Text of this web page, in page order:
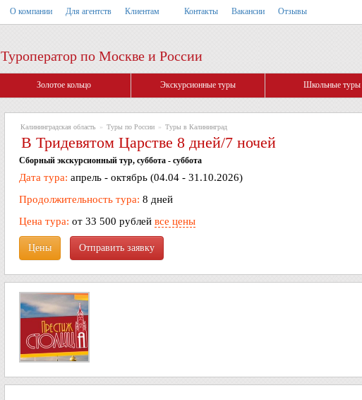
О компании Для агентств Клиентам Контакты Вакансии Отзывы
Туроператор по Москве и России
Золотое кольцо Экскурсионные туры Школьные туры
Калининградская область » Туры по России » Туры в Калининград
В Тридевятом Царстве 8 дней/7 ночей
Сборный экскурсионный тур, суббота - суббота
Дата тура: апрель - октябрь (04.04 - 31.10.2026)
Продолжительность тура: 8 дней
Цена тура: от 33 500 рублей все цены
Цены